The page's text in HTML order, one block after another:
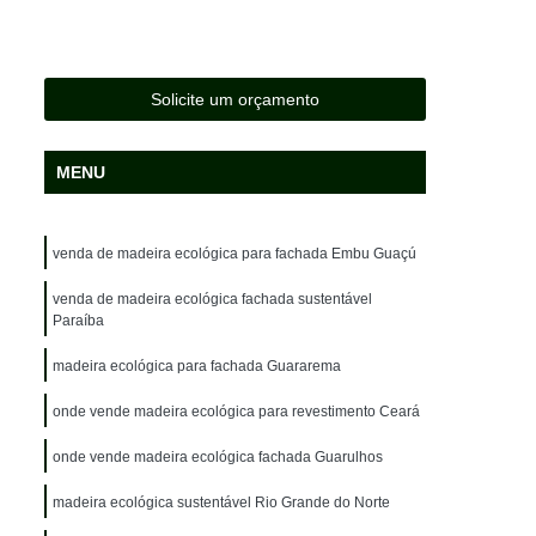
Madeira Ecológica Fachada Sustentável
Madeira Ecológica para Revestimento
Deck
Madeira Ecológica Plástica
Madeira Plástica Ambiental Deck
Madeira Plástica Ecológica
Plástica Piso para Caminhão
Madeira Plástica Sustentável
Madeira de Plástico para Pergolado
Solicite um orçamento
MENU
venda de madeira ecológica para fachada Embu Guaçú
venda de madeira ecológica fachada sustentável
Paraíba
madeira ecológica para fachada Guararema
onde vende madeira ecológica para revestimento Ceará
onde vende madeira ecológica fachada Guarulhos
madeira ecológica sustentável Rio Grande do Norte